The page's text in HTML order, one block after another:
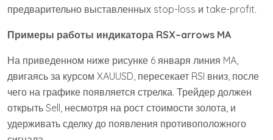
предварительно выставленных stop-loss и take-profit.
Примеры работы индикатора RSX–arrows MA
На приведенном ниже рисунке 6 января линия MA,
двигаясь за курсом XAUUSD, пересекает RSI вниз, после
чего на графике появляется стрелка. Трейдер должен
открыть Sell, несмотря на рост стоимости золота, и
удерживать сделку до появления противоположного